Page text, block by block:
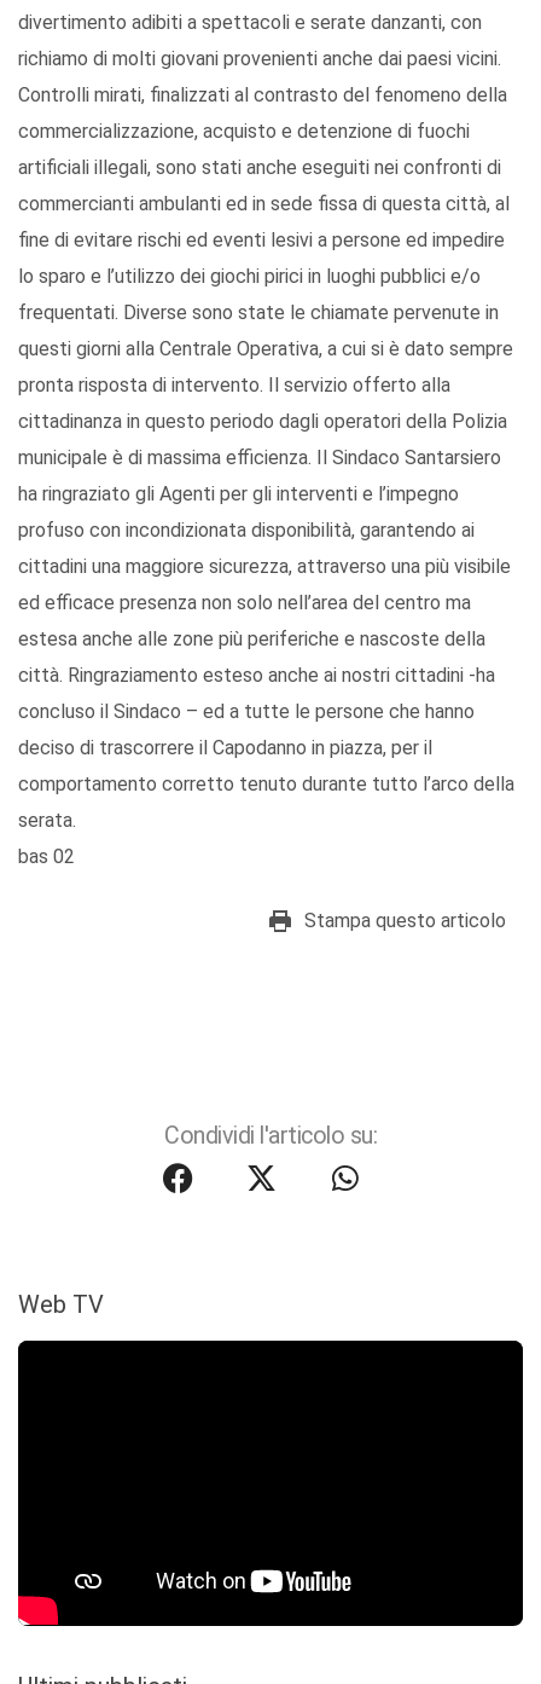
divertimento adibiti a spettacoli e serate danzanti, con
richiamo di molti giovani provenienti anche dai paesi vicini.
Controlli mirati, finalizzati al contrasto del fenomeno della
commercializzazione, acquisto e detenzione di fuochi
artificiali illegali, sono stati anche eseguiti nei confronti di
commercianti ambulanti ed in sede fissa di questa città, al
fine di evitare rischi ed eventi lesivi a persone ed impedire
lo sparo e l’utilizzo dei giochi pirici in luoghi pubblici e/o
frequentati. Diverse sono state le chiamate pervenute in
questi giorni alla Centrale Operativa, a cui si è dato sempre
pronta risposta di intervento. Il servizio offerto alla
cittadinanza in questo periodo dagli operatori della Polizia
municipale è di massima efficienza. Il Sindaco Santarsiero
ha ringraziato gli Agenti per gli interventi e l’impegno
profuso con incondizionata disponibilità, garantendo ai
cittadini una maggiore sicurezza, attraverso una più visibile
ed efficace presenza non solo nell’area del centro ma
estesa anche alle zone più periferiche e nascoste della
città. Ringraziamento esteso anche ai nostri cittadini -ha
concluso il Sindaco – ed a tutte le persone che hanno
deciso di trascorrere il Capodanno in piazza, per il
comportamento corretto tenuto durante tutto l’arco della
serata.
bas 02
Stampa questo articolo
Condividi l'articolo su:
Web TV